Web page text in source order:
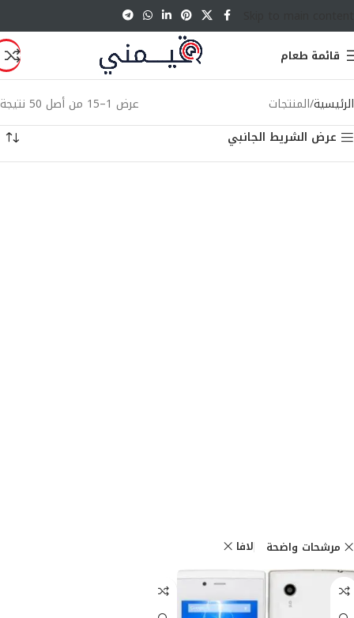
قائمة طعام
الرئيسية المنتجات
عرض 1–15 من أصل 50 نتيجة
عرض الشريط الجانبي
مرشحات واضحة لافا